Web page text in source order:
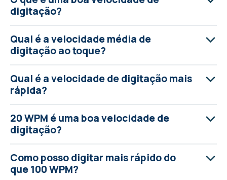
digitação?
Qual é a velocidade média de
digitação ao toque?
Qual é a velocidade de digitação mais
rápida?
20 WPM é uma boa velocidade de
digitação?
Como posso digitar mais rápido do
que 100 WPM?